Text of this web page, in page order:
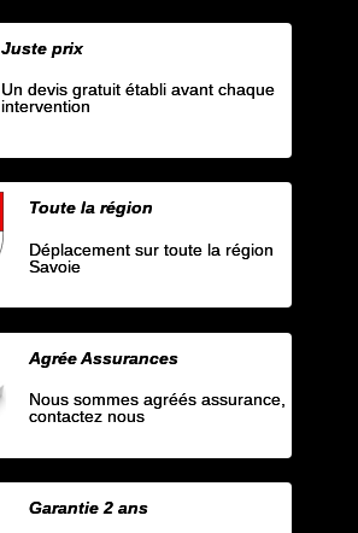
Juste prix
Un devis gratuit établi avant chaque
intervention
Toute la région
Déplacement sur toute la région
Savoie
Agrée Assurances
Nous sommes agréés assurance,
contactez nous
Garantie 2 ans